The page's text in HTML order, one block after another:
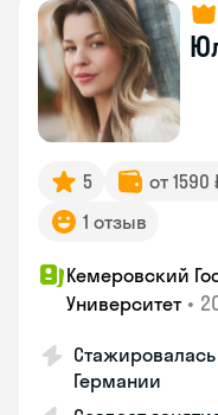
5 от
1 отзыв
Кемеровский
Университет •
Стажировалась
Германии